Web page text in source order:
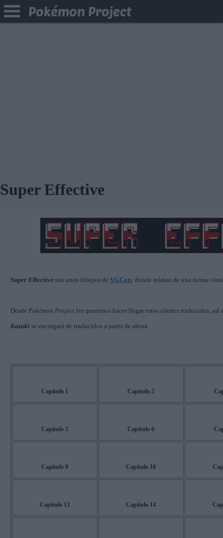
Pokémon Project
Super Effective
Super Effective son unos dibujos de VGCats, donde relatan de una forma
Desde Pokémon Project les queremos hacer llegar estos cómics traducidos, así
Kazuki se encargará de traducirlos a partir de ahora.
Capítulo 1 Capítulo 2
Capítulo 5 Capítulo 6
Capítulo 9 Capítulo 10
Capítulo 13 Capítulo 14